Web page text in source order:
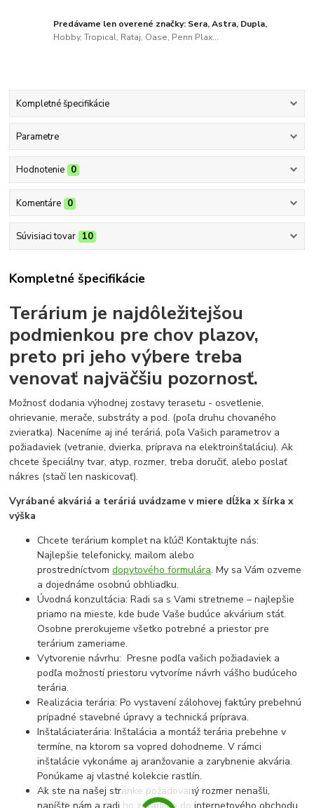
Predávame len overené značky: Sera, Astra, Dupla,
Hobby, Tropical, Rataj, Oase, Penn Plax...
Kompletné špecifikácie
Parametre
Hodnotenie 0
Komentáre 0
Súvisiaci tovar 10
Kompletné špecifikácie
Terárium je najdôležitejšou
podmienkou pre chov plazov,
preto pri jeho výbere treba
venovať najväčšiu pozornosť.
Možnosť dodania výhodnej zostavy terasetu - osvetlenie,
ohrievanie, merače, substráty a pod. (poľa druhu chovaného
zvieratka). Naceníme aj iné teráriá, poľa Vašich parametrov a
požiadaviek (vetranie, dvierka, príprava na elektroinštaláciu). Ak
chcete špeciálny tvar, atyp, rozmer, treba doručiť, alebo poslať
nákres (stačí len naskicovať).
Vyrábané akváriá a teráriá uvádzame v miere dĺžka x šírka x
výška
Chcete terárium komplet na kľúč! Kontaktujte nás:
Najlepšie telefonicky, mailom alebo
prostredníctvomdopytového formulára. My sa Vám ozveme
a dojednáme osobnú obhliadku.
Úvodná konzultácia: Radi sa s Vami stretneme – najlepšie
priamo na mieste, kde bude Vaše budúce akvárium stáť.
Osobne prerokujeme všetko potrebné a priestor pre
terárium zameriame.
Vytvorenie návrhu: Presne podľa vašich požiadaviek a
podľa možností priestoru vytvoríme návrh vášho budúceho
terária.
Realizácia terária: Po vystavení zálohovej faktúry prebehnú
prípadné stavebné úpravy a technická príprava.
Inštaláciaterária: Inštalácia a montáž terária prebehne v
termíne, na ktorom sa vopred dohodneme. V rámci
inštalácie vykonáme aj aranžovanie a zarybnenie akvária.
Ponúkame aj vlastné kolekcie rastlín.
Ak ste na našej stránke požadovaný rozmer nenašli,